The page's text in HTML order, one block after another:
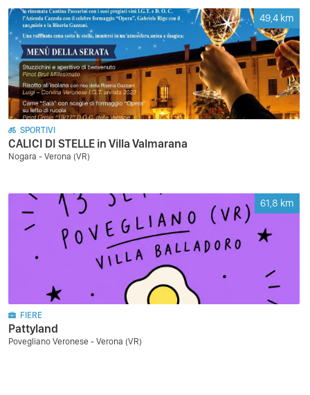
49,4 km
SPORTIVI
CALICI DI STELLE in Villa Valmarana
Nogara - Verona (VR)
61,8 km
FIERE
Pattyland
Povegliano Veronese - Verona (VR)